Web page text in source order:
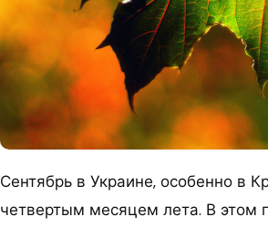
Сентябрь в Украине, особенно в
четвертым месяцем лета. В этом